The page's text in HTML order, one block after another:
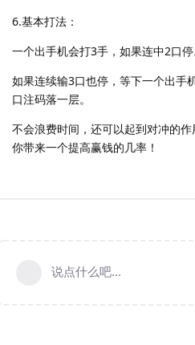
6.基本打法：
一个出手机会打3手，如果连中2口停
如果连续输3口也停，等下一个出手
口注码落一层。
不会浪费时间，还可以起到对冲的
你带来一个提高赢钱的几率！
说点什么吧...